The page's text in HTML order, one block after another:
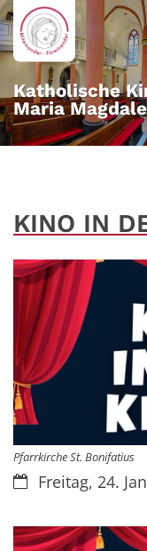
Zum Inhalt springen
Katholische
Maria
KINO IN
Pfarrkirche St. Bonifatius
Datum:Freitag, 24.